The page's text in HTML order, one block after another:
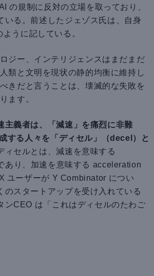
の規制に反対の立場を取っており、
いる。前述したジェゾス氏は、自身
ように記している。
ジー、インテリジェンスはまだまだ
類と文明を現状の静的均衡に維持し
きだと言うことは、壊滅的な失敗を
ます。
主義者は、「減速」を痛烈に非難
する人々を「ディセル」（decel）と
ィセルとは、減速を意味する
あり、加速を意味する acceleration
ユーザーが Y Combinator につい
のスタートアップを受け入れている
ンCEO は「これはディセルのたわご